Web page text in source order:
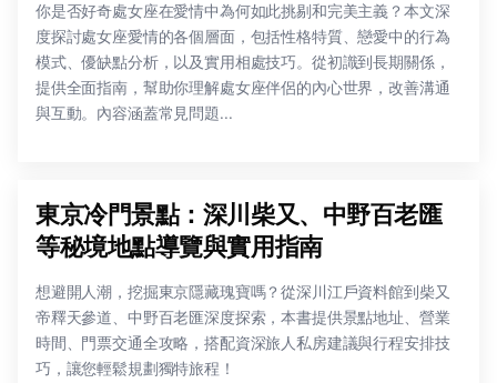
你是否好奇處女座在愛情中為何如此挑剔和完美主義？本文深
度探討處女座愛情的各個層面，包括性格特質、戀愛中的行為
模式、優缺點分析，以及實用相處技巧。從初識到長期關係，
提供全面指南，幫助你理解處女座伴侶的內心世界，改善溝通
與互動。內容涵蓋常見問題...
東京冷門景點：深川柴又、中野百老匯
等秘境地點導覽與實用指南
想避開人潮，挖掘東京隱藏瑰寶嗎？從深川江戶資料館到柴又
帝釋天參道、中野百老匯深度探索，本書提供景點地址、營業
時間、門票交通全攻略，搭配資深旅人私房建議與行程安排技
巧，讓您輕鬆規劃獨特旅程！